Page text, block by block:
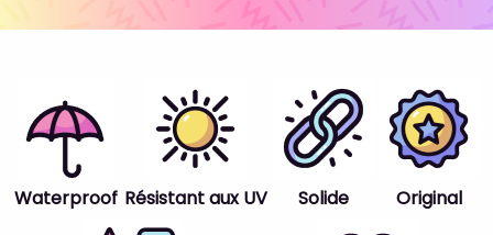
Waterproof Résistant aux UV Solide Original